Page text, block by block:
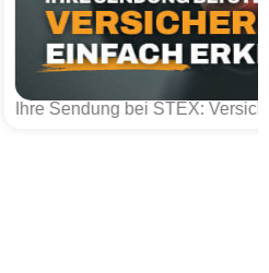
Versicherung einfach erklärt